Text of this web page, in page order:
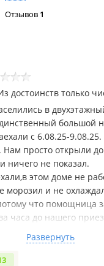
отдыхать!
Отзывов 1
достоинств только
в
большой
с 6.08.25-
Нам просто открыли
ничего не показал.
этом доме не
морозил и не
что помощница
часа до нашего
14. Также стоит один
не в состоянии
Развернуть